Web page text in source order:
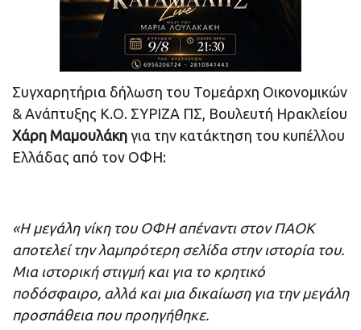
Συγχαρητήρια δήλωση του Τομεάρχη Οικονομικών
& Ανάπτυξης Κ.Ο. ΣΥΡΙΖΑ ΠΣ, Βουλευτή Ηρακλείου
Χάρη Μαμουλάκη για την κατάκτηση του κυπέλλου
Ελλάδας από τον ΟΦΗ:
«Η μεγάλη νίκη του ΟΦΗ απέναντι στον ΠΑΟΚ
αποτελεί την λαμπρότερη σελίδα στην ιστορία του.
Μια ιστορική στιγμή και για το κρητικό
ποδόσφαιρο, αλλά και μια δικαίωση για την μεγάλη
προσπάθεια που προηγήθηκε.